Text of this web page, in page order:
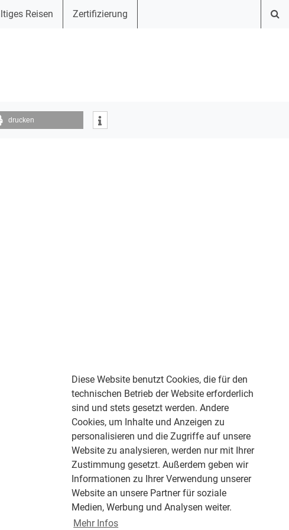
Diese Website benutzt Cookies, die für den
technischen Betrieb der Website erforderlich
sind und stets gesetzt werden. Andere
Cookies, um Inhalte und Anzeigen zu
personalisieren und die Zugriffe auf unsere
Website zu analysieren, werden nur mit Ihrer
Zustimmung gesetzt. Außerdem geben wir
Informationen zu Ihrer Verwendung unserer
Website an unsere Partner für soziale
Medien, Werbung und Analysen weiter.
Mehr Infos
Reisen Zertifizierung
drucken